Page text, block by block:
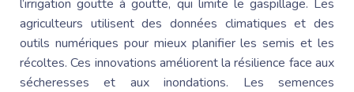
l’irrigation goutte à goutte, qui limite le gaspillage. Les
agriculteurs utilisent des données climatiques et des
outils numériques pour mieux planifier les semis et les
récoltes. Ces innovations améliorent la résilience face aux
sécheresses et aux inondations. Les semences